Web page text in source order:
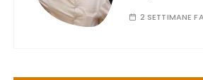
2 SETTIMANE FA